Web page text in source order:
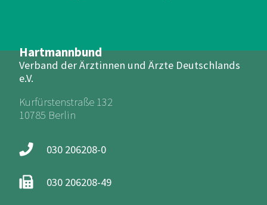
Hartmannbund
Verband der Ärztinnen und Ärzte Deutschlands
e.V.
Kurfürstenstraße 132
10785 Berlin
030 206208-0
030 206208-49